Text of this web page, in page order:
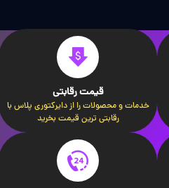
قیمت رقابتی
خدمات و محصولات را از دایرکتوری پلاس با
رقابتی ترین قیمت بخرید